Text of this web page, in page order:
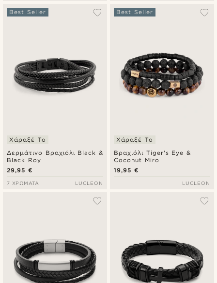
Δερμάτινο Βραχιόλι Black &
Black Roy
Best Seller
Χάραξέ Το
29,95 €
7 ΧΡΏΜΑΤΑ LUCLEON
Βραχιόλι Tiger's Eye &
Coconut Miro
Best Seller
Χάραξέ Το
19,95 €
LUCLEON